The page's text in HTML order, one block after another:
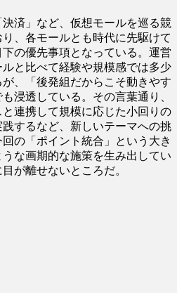
決済」など、仮想モールを巡る競
、各モールとも時代に先駆けて
の優先事項となっている。運営
と比べて経験や規模感では多少
、「後発組だからこそ動きやす
浸透している。その言葉通り、
連携して規模に応じた小回りの
するなど、新しいテーマへの挑
の「ポイント統合」という大き
な画期的な施策を生み出してい
が離せないところだ。